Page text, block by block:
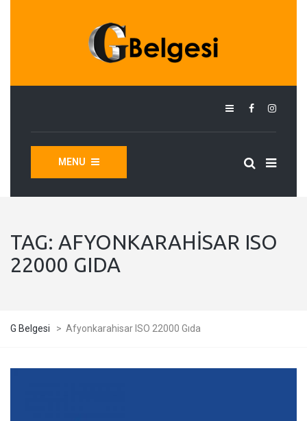
MENU
TAG: AFYONKARAHISAR ISO
22000 GIDA
G Belgesi > Afyonkarahisar ISO 22000 Gıda